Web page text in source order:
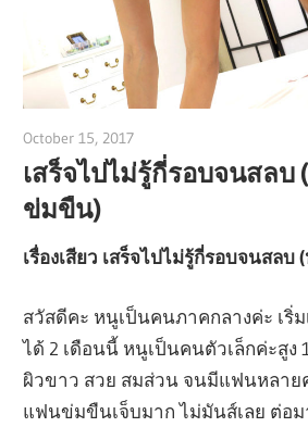
October 15, 2017
เสร็จไปไม่รู้กี่รอบจนสลบ
ข่มขืน)
เรื่องเสียว เสร็จไปไม่รู้กี่รอบจนสล
สวัสดีคะ หนูเป็นคนภาคกลางค่ะ เริ่ม
ได้ 2 เดือนนี้ หนูเป็นคนตัวเล็กค่ะสูง
ผิวขาว สวย สมส่วน จนมีแฟนหลาย
แฟนข่มขืนเจ็บมาก ไม่มันส์เลย ต่อม